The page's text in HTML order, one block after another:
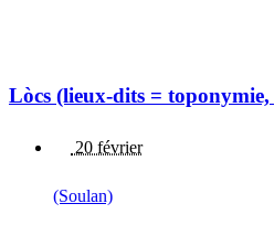
Lòcs (lieux-dits = toponymie,
20 février
(Soulan)